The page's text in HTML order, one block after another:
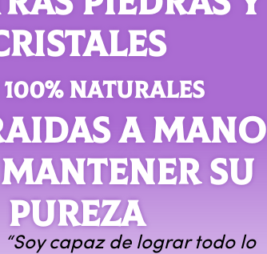
NATURALES
A MANO
SU
PUREZA
“Soy capaz de lograr todo lo